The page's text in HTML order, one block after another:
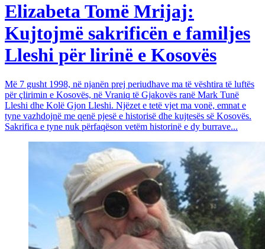
Elizabeta Tomë Mrijaj:
Kujtojmë sakrificën e familjes
Lleshi për lirinë e Kosovës
Më 7 gusht 1998, në njanën prej periudhave ma të vështira të luftës
për çlirimin e Kosovës, në Vraniq të Gjakovës ranë Mark Tunë
Lleshi dhe Kolë Gjon Lleshi. Njëzet e tetë vjet ma vonë, emnat e
tyne vazhdojnë me qenë pjesë e historisë dhe kujtesës së Kosovës.
Sakrifica e tyne nuk përfaqëson vetëm historinë e dy burrave...